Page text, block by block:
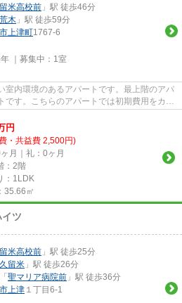
米高校前 」駅 徒歩46分
荒木 」駅 徒歩59分
上津町1767-6
｜募集中： 1室
室内環境のあるアパートです。最上階のアパ
す。こちらのアパートでは初期費用をカー
円
・共益費 2,500円)
月｜礼：0ヶ月
：2階
：1LDK
35.66㎡
ツ
米高校前 」駅 徒歩25分
留米 」駅 徒歩26分
「聖マリア病院前 」駅 徒歩36分
上津 １丁目6-1